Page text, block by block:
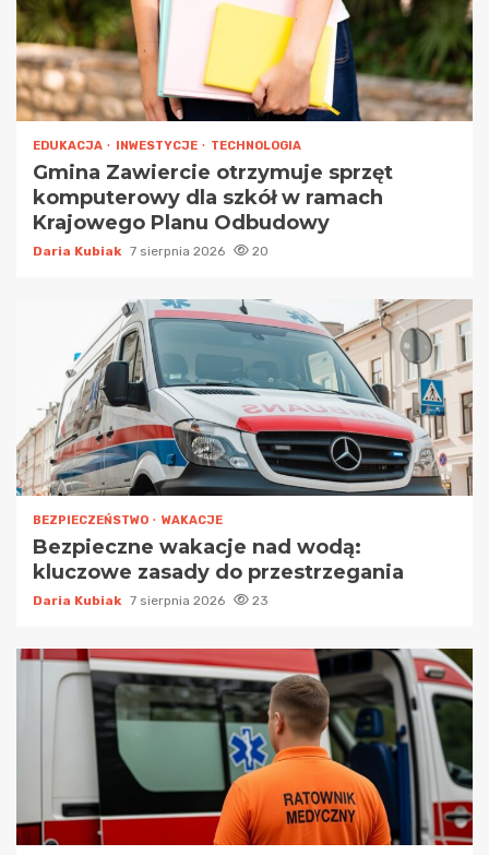
EDUKACJA INWESTYCJE TECHNOLOGIA
Gmina Zawiercie otrzymuje sprzęt
komputerowy dla szkół w ramach
Krajowego Planu Odbudowy
Daria Kubiak 7 sierpnia 2026 20
BEZPIECZEŃSTWO WAKACJE
Bezpieczne wakacje nad wodą:
kluczowe zasady do przestrzegania
Daria Kubiak 7 sierpnia 2026 23